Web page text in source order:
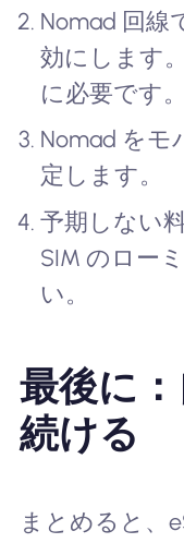
Nomad 回線
効にします
に必要です。
Nomad をモ
定します。
予期しない
SIM のロー
い。
最後に
続ける
まとめると、